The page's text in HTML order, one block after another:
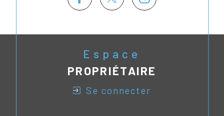
Espace
PROPRIÉTAIRE
se connecter